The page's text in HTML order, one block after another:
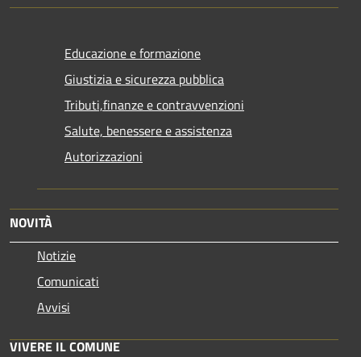
Educazione e formazione
Giustizia e sicurezza pubblica
Tributi,finanze e contravvenzioni
Salute, benessere e assistenza
Autorizzazioni
NOVITÀ
Notizie
Comunicati
Avvisi
VIVERE IL COMUNE